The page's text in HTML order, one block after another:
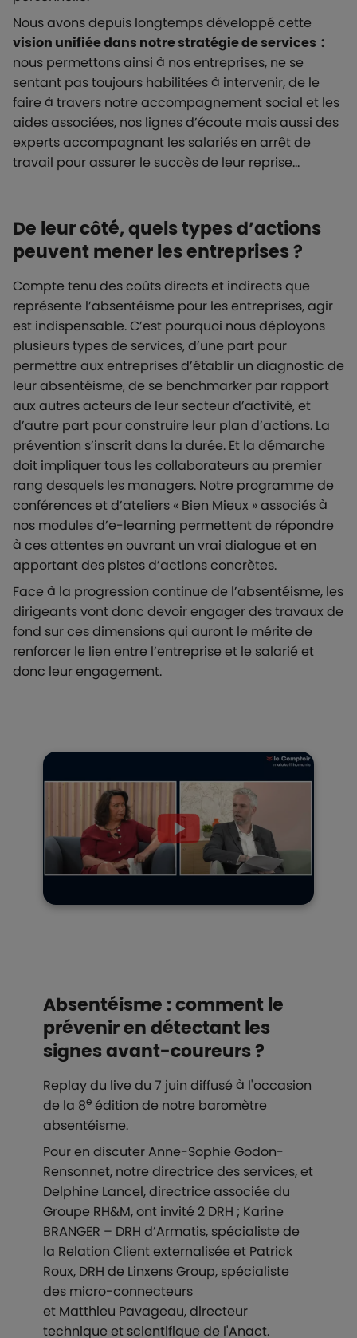
Nous avons depuis longtemps développé cette
vision unifiée dans notre stratégie de services :
nous permettons ainsi à nos entreprises, ne se
sentant pas toujours habilitées à intervenir, de le
faire à travers notre accompagnement social et les
aides associées, nos lignes d’écoute mais aussi des
experts accompagnant les salariés en arrêt de
travail pour assurer le succès de leur reprise…
De leur côté, quels types d’actions
peuvent mener les entreprises ?
Compte tenu des coûts directs et indirects que
représente l’absentéisme pour les entreprises, agir
est indispensable. C’est pourquoi nous déployons
plusieurs types de services, d’une part pour
permettre aux entreprises d’établir un diagnostic de
leur absentéisme, de se benchmarker par rapport
aux autres acteurs de leur secteur d’activité, et
d’autre part pour construire leur plan d’actions. La
prévention s’inscrit dans la durée. Et la démarche
doit impliquer tous les collaborateurs au premier
rang desquels les managers. Notre programme de
conférences et d’ateliers « Bien Mieux » associés à
nos modules d’e-learning permettent de répondre
à ces attentes en ouvrant un vrai dialogue et en
apportant des pistes d’actions concrètes.
Face à la progression continue de l’absentéisme, les
dirigeants vont donc devoir engager des travaux de
fond sur ces dimensions qui auront le mérite de
renforcer le lien entre l’entreprise et le salarié et
donc leur engagement.
Absentéisme : comment le
prévenir en détectant les
signes avant-coureurs ?
Replay du live du 7 juin diffusé à l'occasion
de la 8e édition de notre baromètre
absentéisme.
Pour en discuter Anne-Sophie Godon-
Rensonnet, notre directrice des services, et
Delphine Lancel, directrice associée du
Groupe RH&M, ont invité 2 DRH ; Karine
BRANGER – DRH d’Armatis, spécialiste de
la Relation Client externalisée et Patrick
Roux, DRH de Linxens Group, spécialiste
des micro-connecteurs
et Matthieu Pavageau, directeur
technique et scientifique de l'Anact.